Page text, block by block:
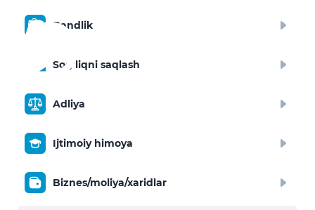
Bandlik
Sog‘liqni saqlash
Adliya
Ijtimoiy himoya
Biznes/moliya/xaridlar